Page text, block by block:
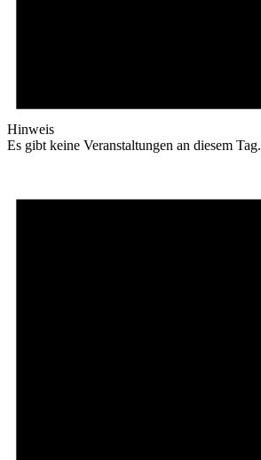
Hinweis
Es gibt keine Veranstaltungen an diesem Tag.